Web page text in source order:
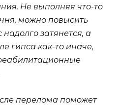
Не выполняя что-то
можно повысить
надолго затянется, а
гипса как-то иначе,
перелома поможет